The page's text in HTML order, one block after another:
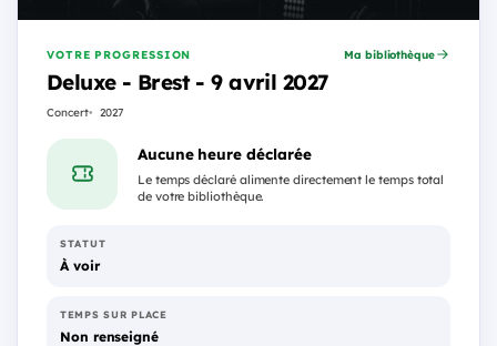
VOTRE PROGRESSION
Deluxe - Brest - 9 avril 2027
Concert 2027
Ma bibliothèque
Aucune heure déclarée
Le temps déclaré alimente directement le temps total
de votre bibliothèque.
STATUT
À voir
TEMPS SUR PLACE
Non renseigné